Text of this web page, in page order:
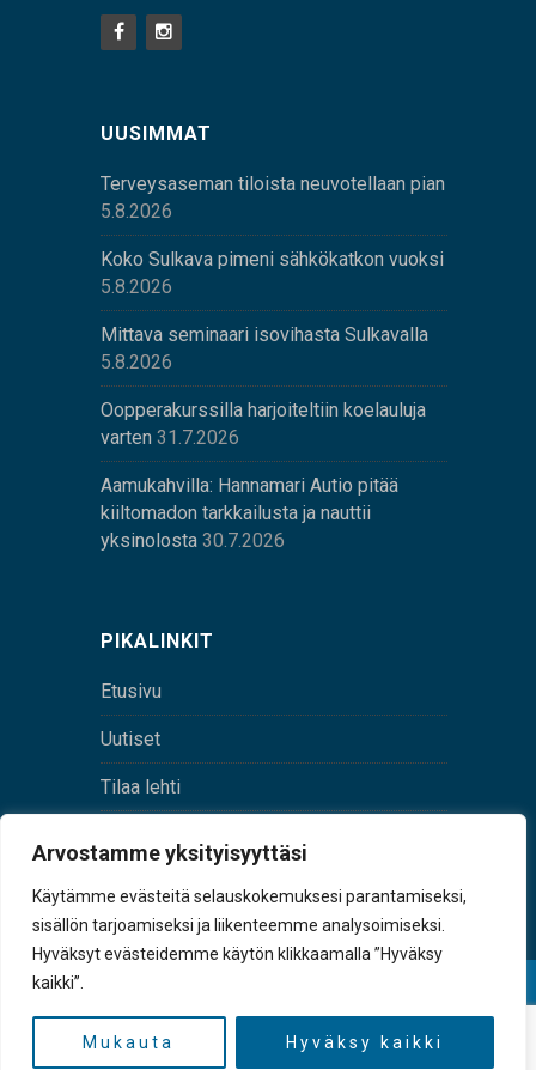
Arvostamme yksityisyyttäsi
Käytämme evästeitä selauskokemuksesi parantamiseksi,
sisällön tarjoamiseksi ja liikenteemme analysoimiseksi.
Hyväksyt evästeidemme käytön klikkaamalla ”Hyväksy
kaikki”.
Mukauta Hyväksy kaikki
UUSIMMAT
Terveysaseman tiloista neuvotellaan pian
5.8.2026
Koko Sulkava pimeni sähkökatkon vuoksi
5.8.2026
Mittava seminaari isovihasta Sulkavalla
5.8.2026
Oopperakurssilla harjoiteltiin koelauluja
varten 31.7.2026
Aamukahvilla: Hannamari Autio pitää
kiiltomadon tarkkailusta ja nauttii
yksinolosta 30.7.2026
PIKALINKIT
Etusivu
Uutiset
Tilaa lehti
tunnus 0167229-8
TAKAISIN YLÖS